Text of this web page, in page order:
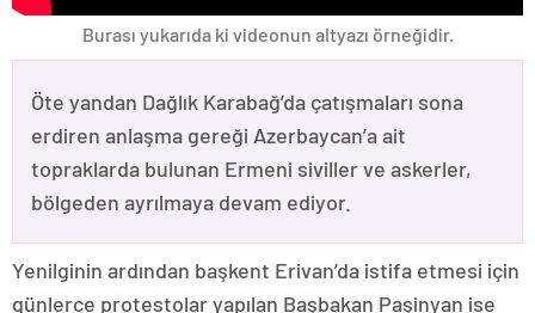
Burası yukarıda ki videonun altyazı örneğidir.
Öte yandan Dağlık Karabağ’da çatışmaları sona
erdiren anlaşma gereği Azerbaycan’a ait
topraklarda bulunan Ermeni siviller ve askerler,
bölgeden ayrılmaya devam ediyor.
Yenilginin ardından başkent Erivan’da istifa etmesi için
günlerce protestolar yapılan Başbakan Paşinyan ise